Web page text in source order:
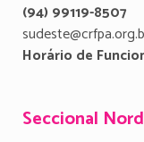
(94) 99119-8507
Horário de
Seccional